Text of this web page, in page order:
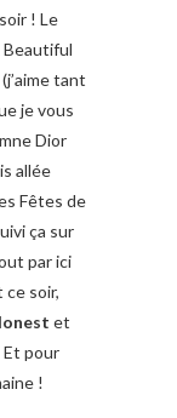
! Le
Beautiful
tant
je vous
Dior
allée
Fêtes de
ça sur
par ici
soir,
et
Et pour
!